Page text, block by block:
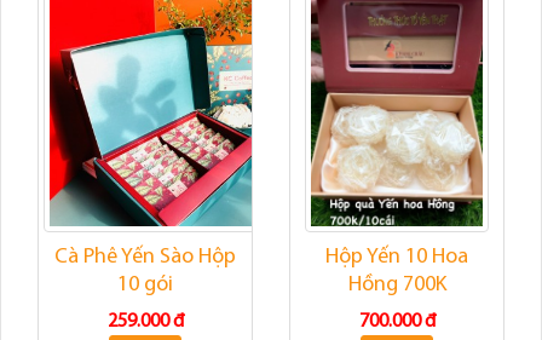
Cà Phê Yến Sào Hộp
10 gói
259.000 đ
Hộp Yến 10 Hoa
Hồng 700K
700.000 đ